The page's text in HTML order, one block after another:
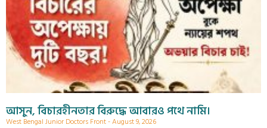
আসুন, বিচারহীনতার বিরুদ্ধে আবারও পথে নামি।
West Bengal Junior Doctors Front August 9, 2026